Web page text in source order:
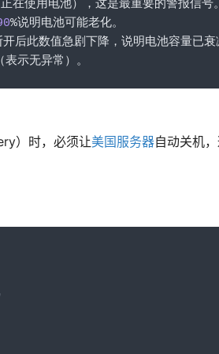
在使用电池），这是最重要的警报信号。
%说明电池可能老化。
开后此数值急剧下降，说明电池容量已衰
表示无异常）。
）时，必须让美国服务器自动关机